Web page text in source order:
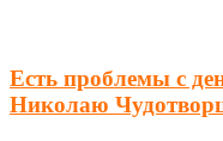
Есть проблемы с
Николаю